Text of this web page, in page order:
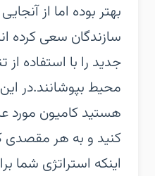
بهتر بوده اما از
سازندگان سعی کرده
جدید را با استفاده
محیط بپوشانند.در
هستید کامیون مورد
کنید و به هر مقصدی
اینکه استراتژی شما